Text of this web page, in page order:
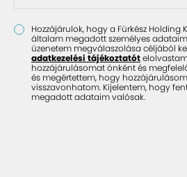
Hozzájárulok, hogy a Fürkész Holding
általam megadott személyes
üzenetem megválaszolása céljából
adatkezelési tájékoztatót
hozzájárulásomat önként és
és megértettem, hogy
visszavonhatom. Kijelentem, hogy
megadott adataim valósak.